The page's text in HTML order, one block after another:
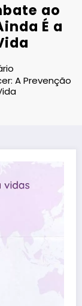
ao
É a
A Prevenção